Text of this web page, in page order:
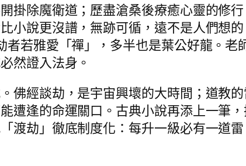
掛除魔衛道；歷盡滄桑後療癒心靈的修
小說更沒譜，無跡可循，遠不是人們想
若雅愛「禪」，多半也是葉公好龍。老
然證入法身。
佛經談劫，是宇宙興壞的大時間；道教
遭逢的命運關口。古典小說再添上一筆
渡劫」徹底制度化：每升一級必有一道